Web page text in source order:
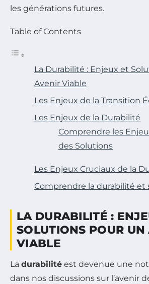
les générations futures.
Table of Contents
La Durabilité : Enjeux et
Avenir Viable
Les Enjeux de la Transition
Les Enjeux de la Durabilité
Comprendre les
des Solutions
Les Enjeux Cruciaux de la
Comprendre la durabilité et
LA DURABILITÉ :
SOLUTIONS POUR UN
VIABLE
La durabilité est devenue une
dans nos discussions sur l’avenir